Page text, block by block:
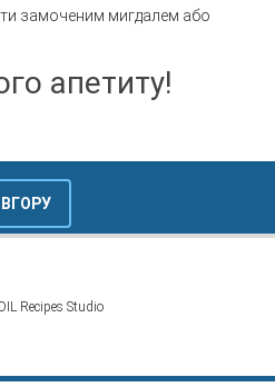
замоченим мигдалем або
апетиту!
ВГОРУ
Recipes Studio